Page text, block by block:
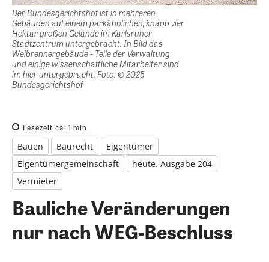
Der Bundesgerichtshof ist in mehreren
Gebäuden auf einem parkähnlichen, knapp vier
Hektar großen Gelände im Karlsruher
Stadtzentrum untergebracht. In Bild das
Weibrennergebäude - Teile der Verwaltung
und einige wissenschaftliche Mitarbeiter sind
im hier untergebracht. Foto: © 2025
Bundesgerichtshof
Lesezeit ca: 1 min.
Bauen Baurecht
Eigentümer
Eigentümergemeinschaft
heute. Ausgabe 204
Vermieter
Bauliche Veränderungen
nur nach WEG-Beschluss